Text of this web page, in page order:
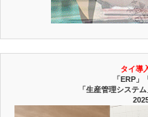
タイ導
「ERP」
「生産管理システ